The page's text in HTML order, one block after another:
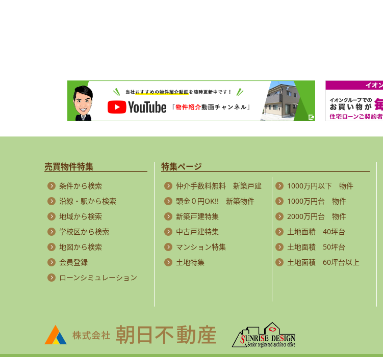
売買物件特集
条件から検索
沿線・駅から検索
地域から検索
学校区から検索
地図から検索
会員登録
ローンシミュレーション
特集ページ
仲介手数料無料 新築戸建
頭金０円OK!! 新築物件
新築戸建特集
中古戸建特集
マンション特集
土地特集
1000万円以下 物件
1000万円台 物件
2000万円台 物件
土地面積 40坪台
土地面積 50坪台
土地面積 60坪台以上